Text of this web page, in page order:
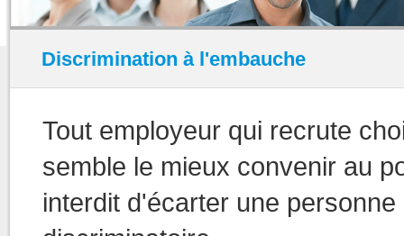
Discrimination à l'embauche
Tout employeur qui recrute
semble le mieux convenir au
interdit d'écarter une